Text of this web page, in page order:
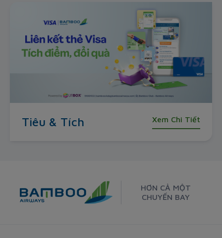
Tiêu & Tích Xem Chi Tiết
HƠN CẢ MỘT
CHUYẾN BAY